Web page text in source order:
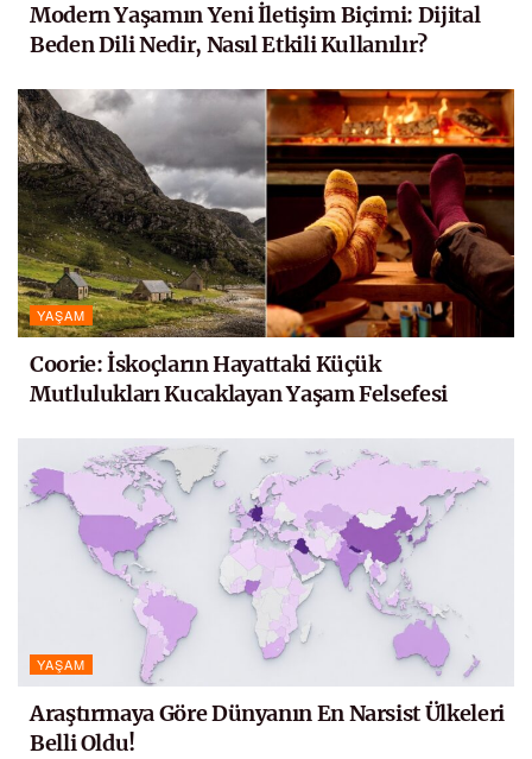
Modern Yaşamın Yeni İletişim Biçimi: Dijital
Beden Dili Nedir, Nasıl Etkili Kullanılır?
YAŞAM
Coorie: İskoçların Hayattaki Küçük
Mutlulukları Kucaklayan Yaşam Felsefesi
YAŞAM
Araştırmaya Göre Dünyanın En Narsist Ülkeleri
Belli Oldu!